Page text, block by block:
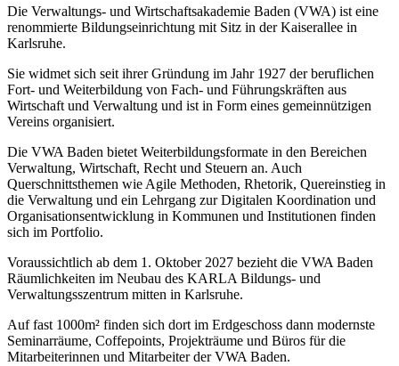
Die Verwaltungs- und Wirtschaftsakademie Baden (VWA) ist eine
renommierte Bildungseinrichtung mit Sitz in der Kaiserallee in
Karlsruhe.
Sie widmet sich seit ihrer Gründung im Jahr 1927 der beruflichen
Fort- und Weiterbildung von Fach- und Führungskräften aus
Wirtschaft und Verwaltung und ist in Form eines gemeinnützigen
Vereins organisiert.
Die VWA Baden bietet Weiterbildungsformate in den Bereichen
Verwaltung, Wirtschaft, Recht und Steuern an. Auch
Querschnittsthemen wie Agile Methoden, Rhetorik, Quereinstieg in
die Verwaltung und ein Lehrgang zur Digitalen Koordination und
Organisationsentwicklung in Kommunen und Institutionen finden
sich im Portfolio.
Voraussichtlich ab dem 1. Oktober 2027 bezieht die VWA Baden
Räumlichkeiten im Neubau des KARLA Bildungs- und
Verwaltungsszentrum mitten in Karlsruhe.
Auf fast 1000m² finden sich dort im Erdgeschoss dann modernste
Seminarräume, Coffepoints, Projekträume und Büros für die
Mitarbeiterinnen und Mitarbeiter der VWA Baden.